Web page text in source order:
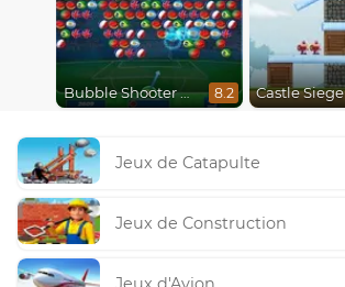
Bubble Shooter World Cup 8.2 Castle Siege
Jeux de Catapulte
Jeux de Construction